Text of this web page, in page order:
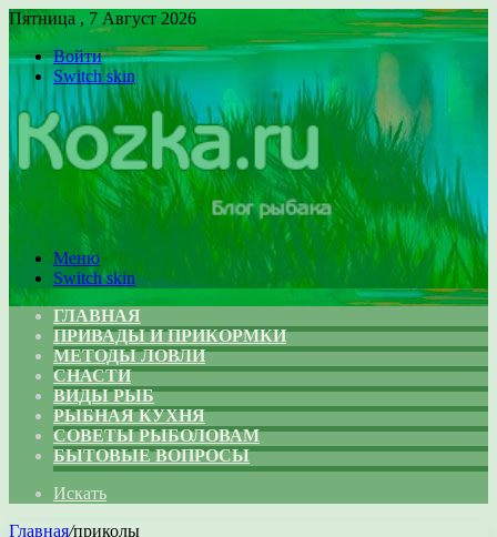
Пятница , 7 Август 2026
Войти
Switch skin
Меню
Switch skin
ГЛАВНАЯ
ПРИВАДЫ И ПРИКОРМКИ
МЕТОДЫ ЛОВЛИ
СНАСТИ
ВИДЫ РЫБ
РЫБНАЯ КУХНЯ
СОВЕТЫ РЫБОЛОВАМ
БЫТОВЫЕ ВОПРОСЫ
Искать
Главная/приколы